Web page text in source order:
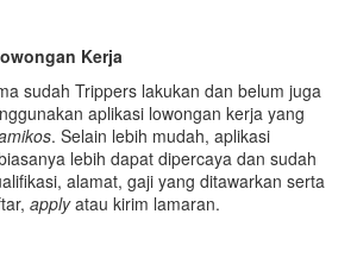
Kerja
sudah Trippers lakukan dan belum juga
aplikasi lowongan kerja yang
. Selain lebih mudah, aplikasi
lebih dapat dipercaya dan sudah
alamat, gaji yang ditawarkan serta
applyatau kirim lamaran.